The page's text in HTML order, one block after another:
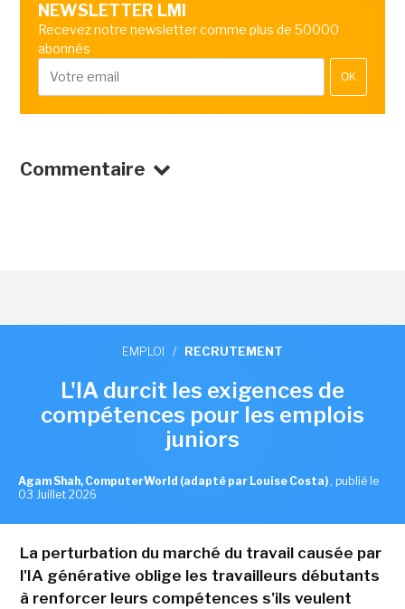
NEWSLETTER LMI
Recevez notre newsletter comme plus de 50000
abonnés
OK
Commentaire
EMPLOI / RECRUTEMENT
L'IA durcit les exigences de
compétences pour les emplois
juniors
Agam Shah, ComputerWorld (adapté par Louise Costa) , publié le
03 Juillet 2026
La perturbation du marché du travail causée par
l'IA générative oblige les travailleurs débutants
à renforcer leurs compétences s'ils veulent